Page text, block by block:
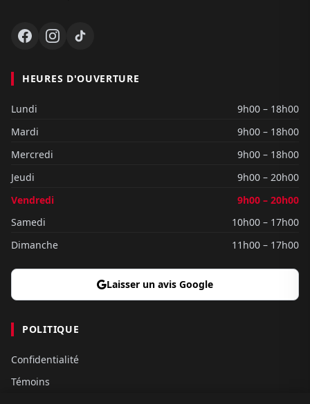
HEURES D'OUVERTURE
Lundi
9h00 – 18h00
Mardi
9h00 – 18h00
Mercredi
9h00 – 18h00
Jeudi
9h00 – 20h00
Vendredi
9h00 – 20h00
Samedi
10h00 – 17h00
Dimanche
11h00 – 17h00
Laisser un avis Google
POLITIQUE
Confidentialité
Témoins